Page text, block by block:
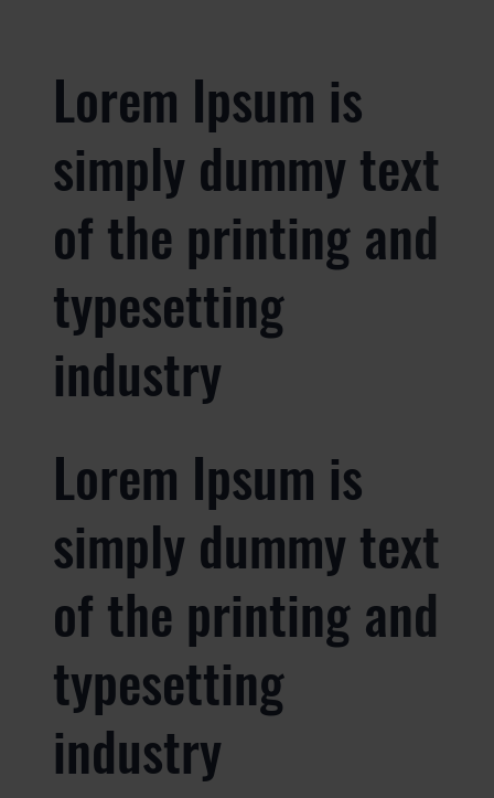
Lorem Ipsum is
simply dummy text
of the printing and
typesetting
industry
Lorem Ipsum is
simply dummy text
of the printing and
typesetting
industry